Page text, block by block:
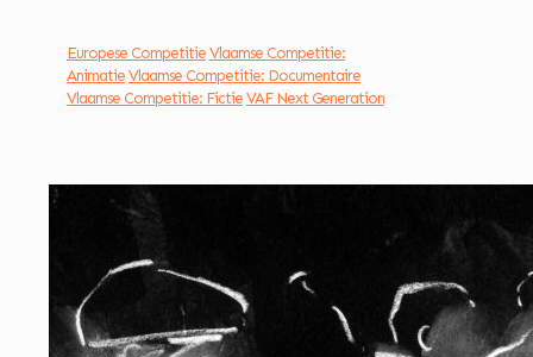
Europese Competitie Vlaamse Competitie:
Animatie Vlaamse Competitie: Documentaire
Vlaamse Competitie: Fictie VAF Next Generation